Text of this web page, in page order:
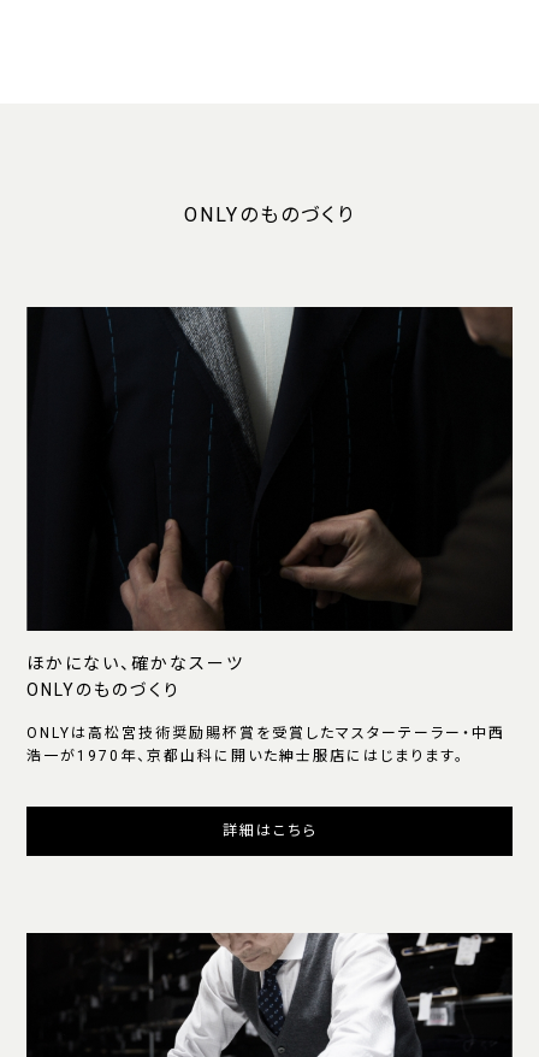
ONLYのものづくり
ほかにない、確かなスーツ
ONLYのものづくり
ONLYは高松宮技術奨励賜杯賞を受賞したマスターテーラー・中西
浩一が1970年、京都山科に開いた紳士服店にはじまります。
詳細はこちら